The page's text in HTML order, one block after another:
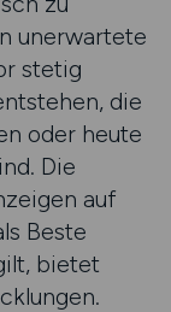
unerwartete
stetig
die
oder heute
Die
auf
Beste
bietet